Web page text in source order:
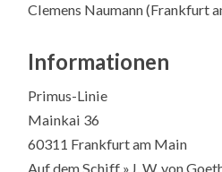
Clemens Naumann (Frankfurt
Informationen
Primus-Linie
Mainkai 36
60311 Frankfurt am Main
Auf dem Schiff »J. W. von